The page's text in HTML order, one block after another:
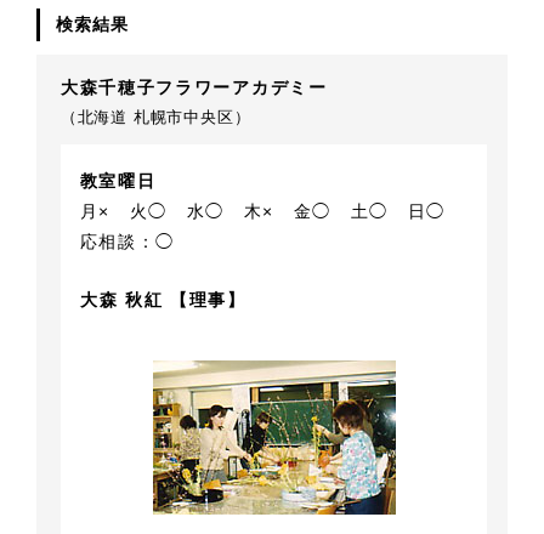
検索結果
大森千穂子フラワーアカデミー
（北海道 札幌市中央区）
教室曜日
月×
火◯ 水◯ 木× 金◯ 土◯
日◯
応相談：◯
大森 秋紅 【理事】